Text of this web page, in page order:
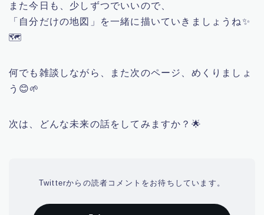
また今日も、少しずつでいいので、
「自分だけの地図」を一緒に描いていきましょうね✨
🗺️
何でも雑談しながら、また次のページ、めくりましょ
う😊🌱
次は、どんな未来の話をしてみますか？🌟
Twitterからの読者コメントをお待ちしています。